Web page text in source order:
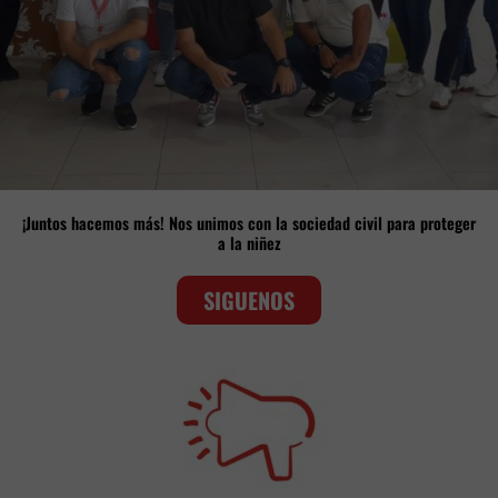
¡Juntos hacemos más! Nos unimos con la sociedad civil para proteger
a la niñez
SIGUENOS